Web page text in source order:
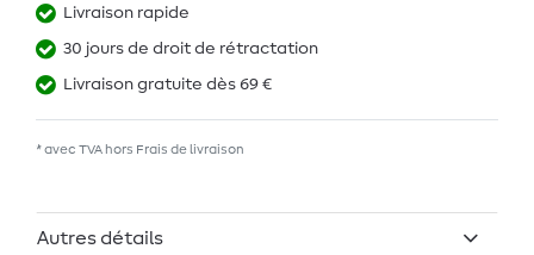
Livraison rapide
30 jours de droit de rétractation
Livraison gratuite dès 69 €
* avec TVA hors Frais de livraison
Autres détails